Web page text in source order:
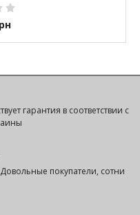
гарантия в соответствии с
покупатели, сотни